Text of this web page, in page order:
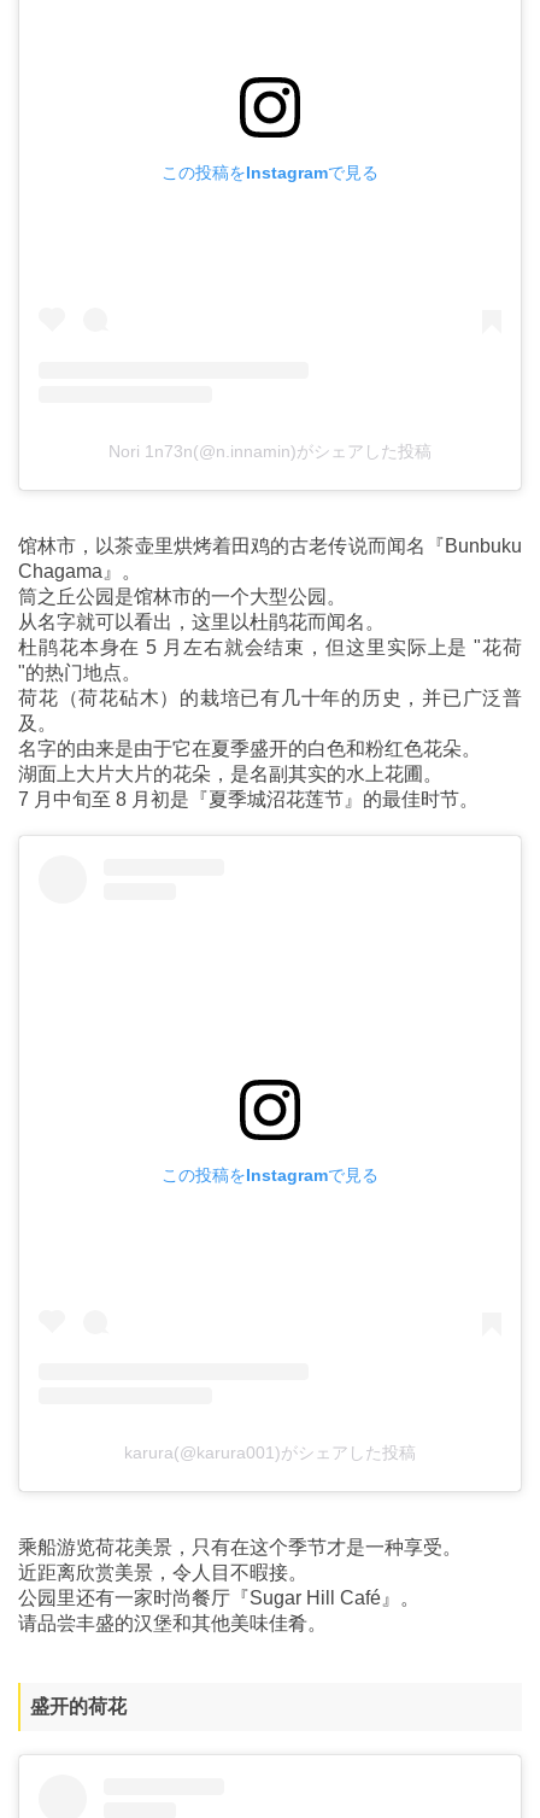
この投稿をInstagramで見る
Nori 1n73n(@n.innamin)がシェアした投稿
馆林市，以茶壶里烘烤着田鸡的古老传说而闻名『Bunbuku
Chagama』。
筒之丘公园是馆林市的一个大型公园。
从名字就可以看出，这里以杜鹃花而闻名。
杜鹃花本身在 5 月左右就会结束，但这里实际上是 "花荷
"的热门地点。
荷花（荷花砧木）的栽培已有几十年的历史，并已广泛普
及。
名字的由来是由于它在夏季盛开的白色和粉红色花朵。
湖面上大片大片的花朵，是名副其实的水上花圃。
7 月中旬至 8 月初是『夏季城沼花莲节』的最佳时节。
この投稿をInstagramで見る
karura(@karura001)がシェアした投稿
乘船游览荷花美景，只有在这个季节才是一种享受。
近距离欣赏美景，令人目不暇接。
公园里还有一家时尚餐厅『Sugar Hill Café』。
请品尝丰盛的汉堡和其他美味佳肴。
盛开的荷花